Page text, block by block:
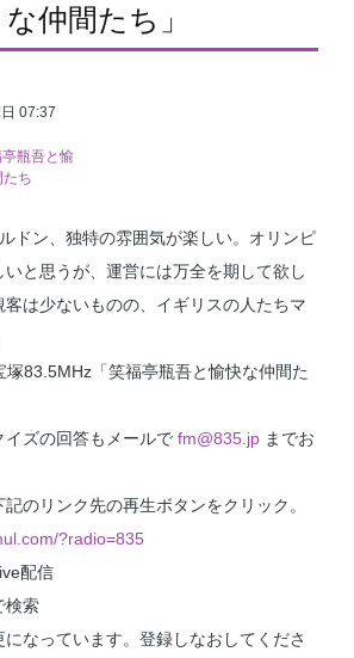
な仲間たち」
07:37
瓶吾と愉
ち
ドン、独特の雰囲気が楽しい。オリンピ
いと思うが、運営には万全を期して欲し
客は少ないものの、イギリスの人たちマ
塚83.5MHz 「笑福亭瓶吾と愉快な仲間た
イズの回答もメールで fm@835.jp までお
のリンク先の再生ボタンをクリック。
?radio=835
配信
検索
になっています。登録しなおしてくださ